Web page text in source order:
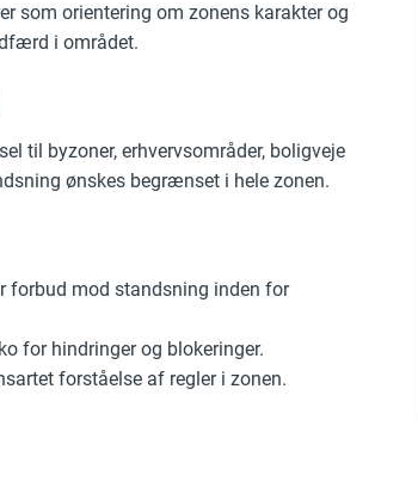
som orientering om zonens karakter og
i området.
til byzoner, erhvervsområder, boligveje
ønskes begrænset i hele zonen.
forbud mod standsning inden for
for hindringer og blokeringer.
forståelse af regler i zonen.